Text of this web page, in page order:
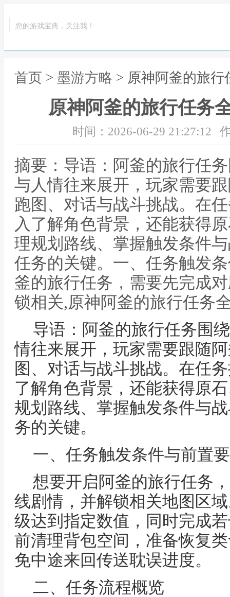
您的游戏宝典，关注我！
首页 > 墨游方略 > 原神阿釜的旅
原神阿釜的旅行任务
时间：2026-06-29 21:27:12
摘要：导语：阿釜的旅行任
与人情往来展开，玩家需要
跑图、对话与战斗挑战。在
入了解角色背景，还能获得
理规划路线、掌握触发条件
任务的关键。一、任务触发
釜的旅行任务，需要先完成
锁相关,原神阿釜的旅行任务
导语：阿釜的旅行任务围
情往来展开，玩家需要跟随
图、对话与战斗挑战。在任
了解角色背景，还能获得原
规划路线、掌握触发条件与
务的关键。
一、任务触发条件与前置
想要开启阿釜的旅行任务
线剧情，并解锁相关地图区
级达到指定数值，同时完成
前清理背包空间，准备恢复
免中途来回传送耽误进度。
二、任务流程概览